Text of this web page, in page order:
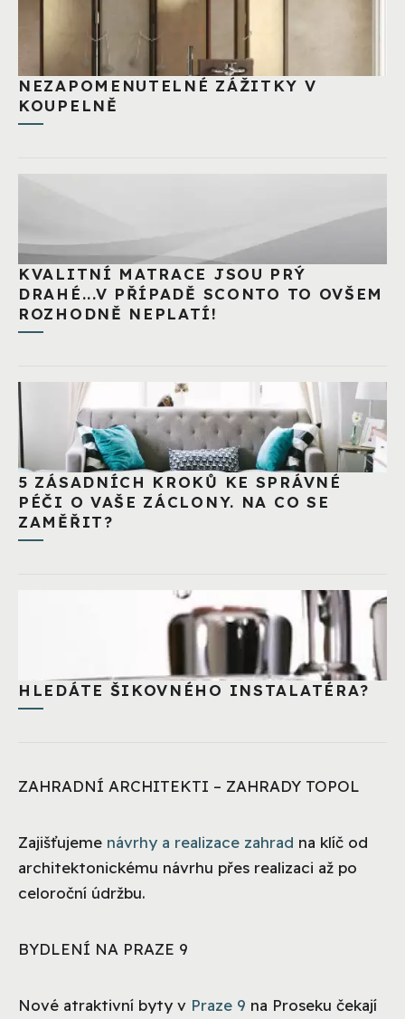
NEZAPOMENUTELNÉ ZÁŽITKY V
KOUPELNĚ
KVALITNÍ MATRACE JSOU PRÝ
DRAHÉ...V PŘÍPADĚ SCONTO TO OVŠEM
ROZHODNĚ NEPLATÍ!
5 ZÁSADNÍCH KROKŮ KE SPRÁVNÉ
PÉČI O VAŠE ZÁCLONY. NA CO SE
ZAMĚŘIT?
HLEDÁTE ŠIKOVNÉHO INSTALATÉRA?
ZAHRADNÍ ARCHITEKTI – ZAHRADY TOPOL
Zajišťujeme návrhy a realizace zahrad na klíč od
architektonickému návrhu přes realizaci až po
celoroční údržbu.
BYDLENÍ NA PRAZE 9
Nové atraktivní byty v Praze 9 na Proseku čekají